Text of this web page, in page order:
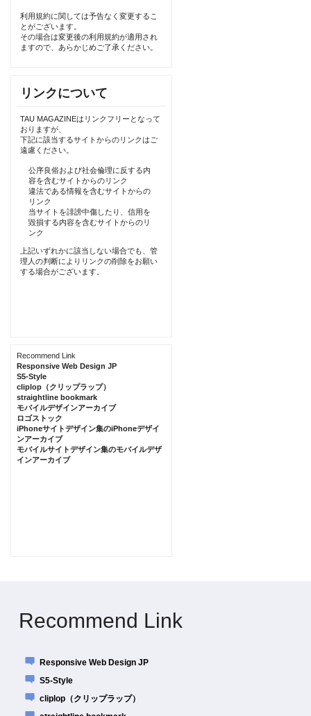
利用規約に関しては予告なく変更するこ
とがございます。
その場合は変更後の利用規約が適用され
ますので、あらかじめご了承ください。
リンクについて
TAU MAGAZINEはリンクフリーとなって
おりますが、
下記に該当するサイトからのリンクはご
遠慮ください。
公序良俗および社会倫理に反する内
容を含むサイトからのリンク
違法である情報を含むサイトからの
リンク
当サイトを誹謗中傷したり、信用を
毀損する内容を含むサイトからのリ
ンク
上記いずれかに該当しない場合でも、管
理人の判断によりリンクの削除をお願い
する場合がございます。
Recommend Link
Responsive Web Design JP
S5-Style
cliplop（クリップラップ）
straightline bookmark
モバイルデザインアーカイブ
ロゴストック
iPhoneサイトデザイン集のiPhoneデザイ
ンアーカイブ
モバイルサイトデザイン集のモバイルデザ
インアーカイブ
Recommend Link
Responsive Web Design JP
S5-Style
cliplop（クリップラップ）